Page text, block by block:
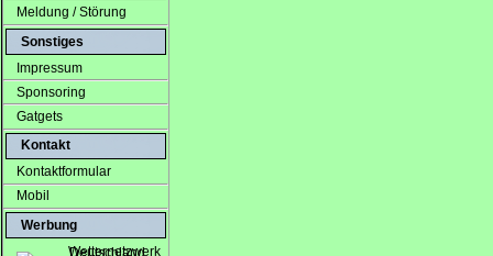
Meldung / Störung
Sonstiges
Impressum
Sponsoring
Gatgets
Kontakt
Kontaktformular
Mobil
Werbung